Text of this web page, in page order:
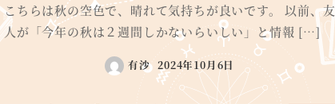
こちらは秋の空色で、晴れて気持ちが良いです。 以前、友
人が「今年の秋は２週間しかないらいしい」と情報 […]
有沙 2024年10月6日